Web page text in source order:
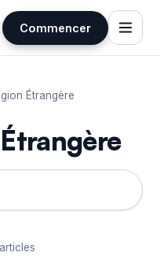
Commencer
Étrangère
articles